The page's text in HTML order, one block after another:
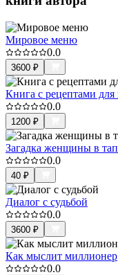
Мировое меню
0.0
3600 ₽
Книга с рецептами для
0.0
1200 ₽
Загадка женщины в
0.0
40 ₽
Диалог с судьбой
0.0
3600 ₽
Как мыслит миллионер
0.0